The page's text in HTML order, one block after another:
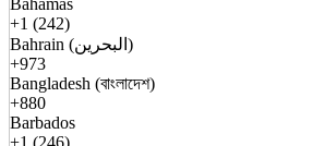
Bahamas
+1 (242)
Bahrain (البحرين)
+973
Bangladesh (বাংলাদেশ)
+880
Barbados